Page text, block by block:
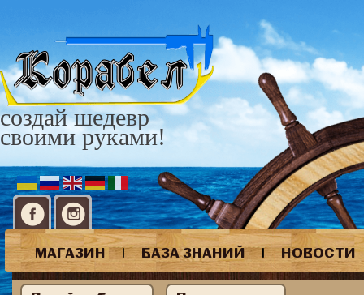
создай шедевр
своими руками!
МАГАЗИН | БАЗА ЗНАНИЙ | НОВОСТИ